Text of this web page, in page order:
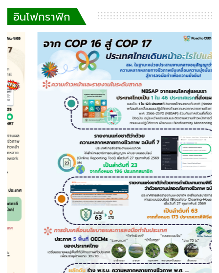
อินโฟกราฟิก